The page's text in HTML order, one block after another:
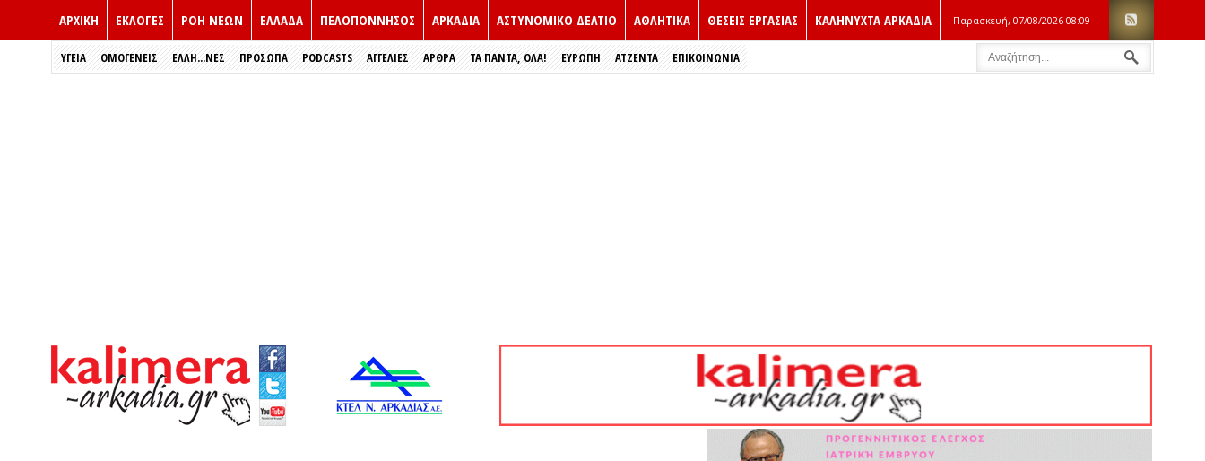
ΑΡΧΙΚΗ ΕΚΛΟΓΈΣ ΡΟΗ ΝΕΩΝ ΕΛΛΑΔΑ ΠΕΛΟΠΟΝΝΗΣΟΣ ΑΡΚΑΔΙΑ ΑΣΤΥΝΟΜΙΚΟ ΔΕΛΤΙΟ ΑΘΛΗΤΙΚΑ ΘΕΣΕΙΣ ΕΡΓΑΣΙΑΣ ΚΑΛΗΝΥΧΤΑ ΑΡΚΑΔΙΑ Παρασκευή, 07/08/2026 08:09
ΥΓΕΙΑ ΟΜΟΓΕΝΕΙΣ ΈΛΛΗ...ΝΕΣ ΠΡΌΣΩΠΑ PODCASTS ΑΓΓΕΛΙΕΣ ΑΡΘΡΑ ΤΑ ΠΑΝΤΑ, ΟΛΑ! ΕΥΡΏΠΗ ΑΤΖΕΝΤΑ ΕΠΙΚΟΙΝΩΝΙΑ